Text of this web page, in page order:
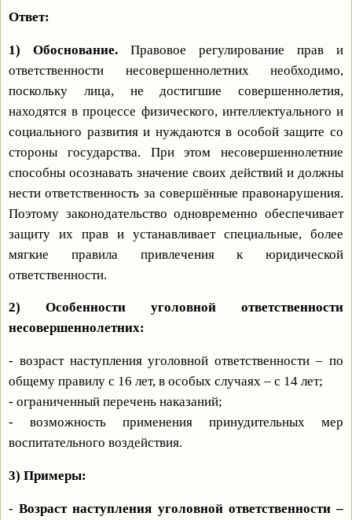
Ответ:
1) Обоснование. Правовое регулирование прав и
ответственности несовершеннолетних необходимо,
поскольку лица, не достигшие совершеннолетия,
находятся в процессе физического, интеллектуального и
социального развития и нуждаются в особой защите со
стороны государства. При этом несовершеннолетние
способны осознавать значение своих действий и должны
нести ответственность за совершённые правонарушения.
Поэтому законодательство одновременно обеспечивает
защиту их прав и устанавливает специальные, более
мягкие правила привлечения к юридической
ответственности.
2) Особенности уголовной ответственности
несовершеннолетних:
- возраст наступления уголовной ответственности – по
общему правилу с 16 лет, в особых случаях – с 14 лет;
- ограниченный перечень наказаний;
- возможность применения принудительных мер
воспитательного воздействия.
3) Примеры:
-Возраст наступления уголовной ответственности –